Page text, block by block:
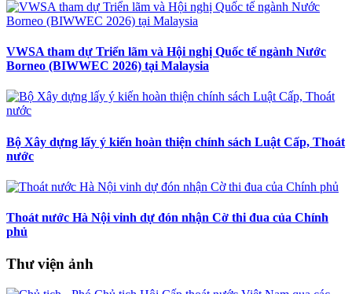
VWSA tham dự Triển lãm và Hội nghị Quốc tế ngành Nước
Borneo (BIWWEC 2026) tại Malaysia
Bộ Xây dựng lấy ý kiến hoàn thiện chính sách Luật Cấp, Thoát
nước
Thoát nước Hà Nội vinh dự đón nhận Cờ thi đua của Chính
phủ
Thư viện ảnh